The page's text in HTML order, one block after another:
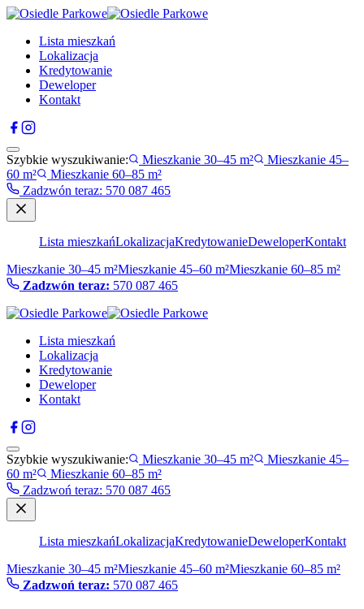
Lista mieszkań
Lokalizacja
Kredytowanie
Deweloper
Kontakt
Szybkie wyszukiwanie: Mieszkanie 30–45 m²
Mieszkanie 45–
60 m²
Mieszkanie 60–85 m²
Zadzwón teraz: 570 087 465
Lista mieszkańLokalizacjaKredytowanieDeweloperKontakt
Mieszkanie 30–45 m²Mieszkanie 45–60 m²Mieszkanie 60–85 m²
Zadzwón teraz: 570 087 465
Lista mieszkań
Lokalizacja
Kredytowanie
Deweloper
Kontakt
Szybkie wyszukiwanie: Mieszkanie 30–45 m²
Mieszkanie 45–
60 m²
Mieszkanie 60–85 m²
Zadzwoń teraz: 570 087 465
Lista mieszkańLokalizacjaKredytowanieDeweloperKontakt
Mieszkanie 30–45 m²Mieszkanie 45–60 m²Mieszkanie 60–85 m²
Zadzwoń teraz: 570 087 465